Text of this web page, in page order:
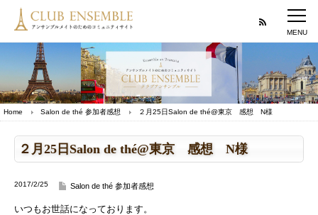
Home Salon de thé 参加者感想 ２月25日Salon de thé@東京 感想 N様
２月25日Salon de thé@東京 感想 N様
2017/2/25 Salon de thé 参加者感想
いつもお世話になっております。